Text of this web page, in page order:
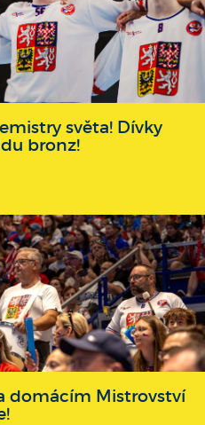
světa! Dívky
bronz!
domácím Mistrovství